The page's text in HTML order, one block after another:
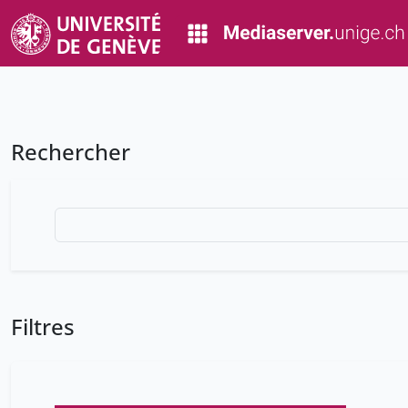
Rechercher
Filtres